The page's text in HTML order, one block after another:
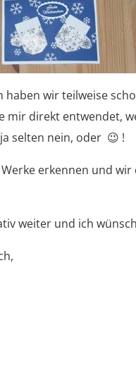
haben wir teilweise
mir direkt entwendet,
selten nein, oder 😉 !
erkennen und
weiter und ich